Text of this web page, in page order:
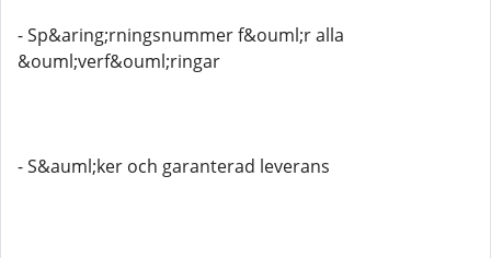
- Sp&aring;rningsnummer f&ouml;r alla
&ouml;verf&ouml;ringar
- S&auml;ker och garanterad leverans